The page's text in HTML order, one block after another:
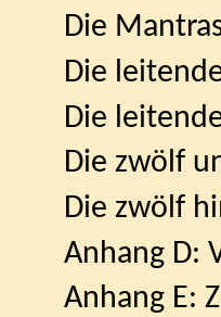
Die
Die
Die
Die zwölf
Die zwölf
Anhang D:
Anhang E: